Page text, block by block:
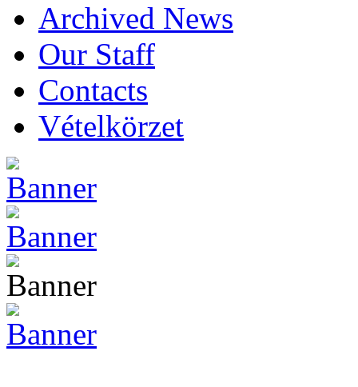
Archived News
Our Staff
Contacts
Vételkörzet